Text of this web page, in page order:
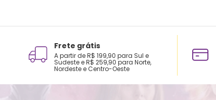
Frete grátis
A partir de R$ 199,90 para Sul e
Sudeste e R$ 259,90 para Norte,
Nordeste e Centro-Oeste